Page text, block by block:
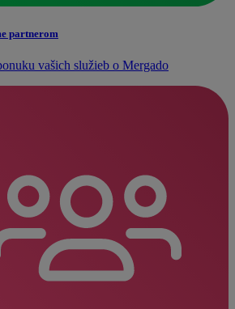
partnerom
vašich služieb o Mergado